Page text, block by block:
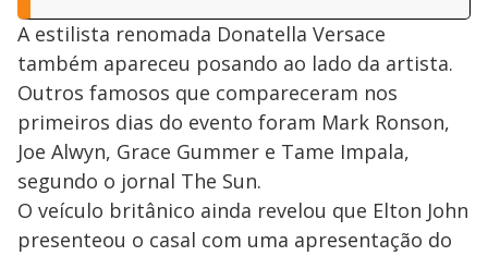
A estilista renomada Donatella Versace
também apareceu posando ao lado da artista.
Outros famosos que compareceram nos
primeiros dias do evento foram Mark Ronson,
Joe Alwyn, Grace Gummer e Tame Impala,
segundo o jornal The Sun.
O veículo britânico ainda revelou que Elton John
presenteou o casal com uma apresentação do